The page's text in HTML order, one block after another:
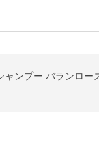
ンプー バランロー